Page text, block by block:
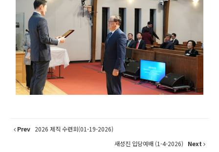
Prev 2026 제직 수련회(01-19-2026)
새성진 입당예배 (1-4-2026)
Next